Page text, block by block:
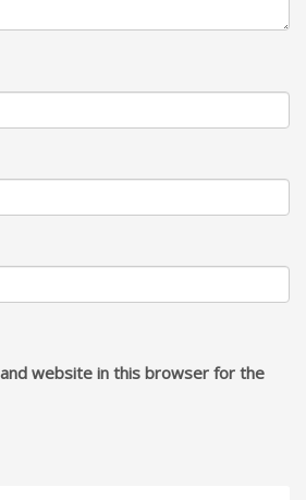
website in this browser for the